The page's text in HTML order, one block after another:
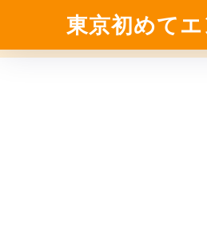
東京初めて